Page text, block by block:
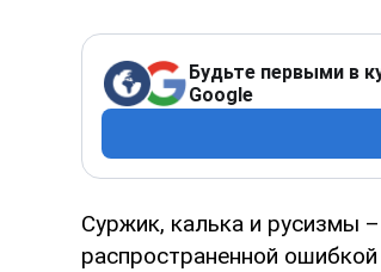
Будьте первыми в
Google
Суржик, калька и русизмы
распространенной